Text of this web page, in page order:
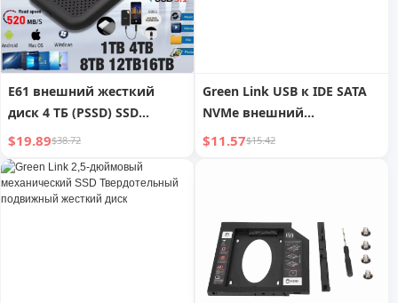
E61 внешний жесткий
диск 4 ТБ (PSSD) SSD
внешний твердотельный
жесткий диск
$19.89$38.72
Green Link USB к IDE SATA
NVMe внешний
мобильный жесткий диск
$11.57$15.42